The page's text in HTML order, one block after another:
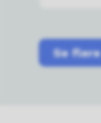
Se flere